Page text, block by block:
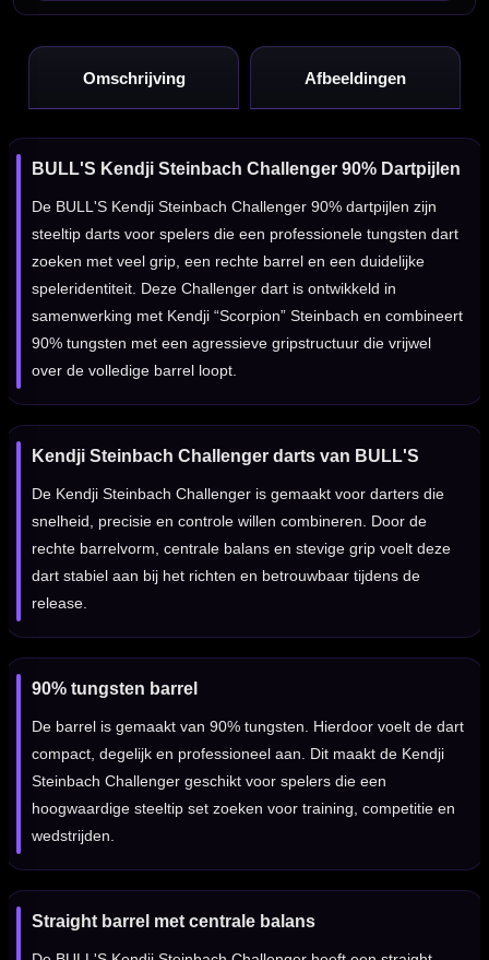
Omschrijving Afbeeldingen
BULL'S Kendji Steinbach Challenger 90% Dartpijlen
De BULL'S Kendji Steinbach Challenger 90% dartpijlen zijn
steeltip darts voor spelers die een professionele tungsten dart
zoeken met veel grip, een rechte barrel en een duidelijke
speleridentiteit. Deze Challenger dart is ontwikkeld in
samenwerking met Kendji “Scorpion” Steinbach en combineert
90% tungsten met een agressieve gripstructuur die vrijwel
over de volledige barrel loopt.
Kendji Steinbach Challenger darts van BULL'S
De Kendji Steinbach Challenger is gemaakt voor darters die
snelheid, precisie en controle willen combineren. Door de
rechte barrelvorm, centrale balans en stevige grip voelt deze
dart stabiel aan bij het richten en betrouwbaar tijdens de
release.
90% tungsten barrel
De barrel is gemaakt van 90% tungsten. Hierdoor voelt de dart
compact, degelijk en professioneel aan. Dit maakt de Kendji
Steinbach Challenger geschikt voor spelers die een
hoogwaardige steeltip set zoeken voor training, competitie en
wedstrijden.
Straight barrel met centrale balans